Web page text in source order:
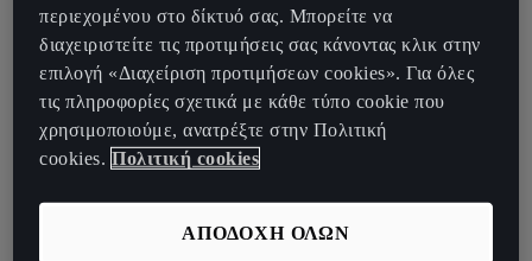
περιεχομένου στο δίκτυό σας. Μπορείτε να
διαχειριστείτε τις προτιμήσεις σας κάνοντας κλικ στην
επιλογή «Διαχείριση προτιμήσεων cookies». Για όλες
τις πληροφορίες σχετικά με κάθε τύπο cookie που
χρησιμοποιούμε, ανατρέξτε στην Πολιτική
cookies. Πολιτική cookies
ΑΠΟΔΟΧΗ ΟΛΩΝ